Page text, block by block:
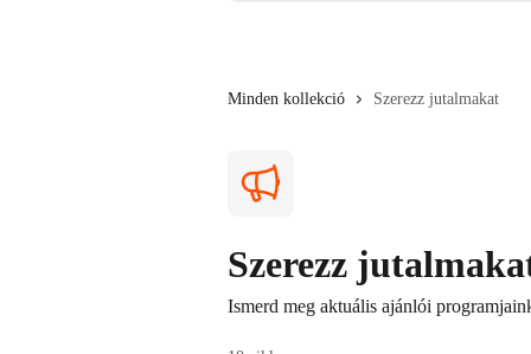
Minden kollekció Szerezz jutalmakat
Szerezz
Ismerd meg aktuális ajánlói